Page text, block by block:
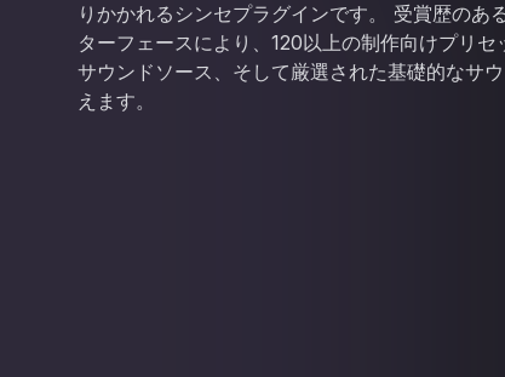
りかかれるシンセプラグインです。 受賞歴のあ
ターフェースにより、120以上の制作向けプリ
サウンドソース、そして厳選された基礎的なサ
えます。